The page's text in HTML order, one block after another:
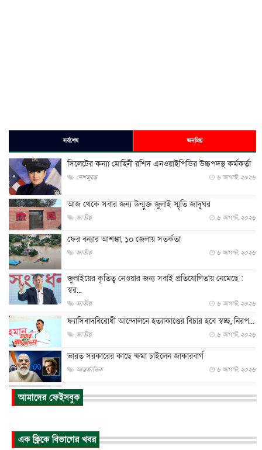
সর্বশেষ জনপ্রিয়
সিলেটের কন্যা মোহিনী রশিদ এনওয়াইপিডির উচ্চপদস্থ কর্মকর্তা
দেশজুড়ে ৬ আগস্ট, ২০২৬
আজ থেকে সবার জন্য উন্মুক্ত জুলাই স্মৃতি জাদুঘর
জাতীয় ৬ আগস্ট, ২০২৬
ফের বন্যার আশঙ্কা, ১০ জেলায় সতর্কতা
জাতীয় ৬ আগস্ট, ২০২৬
জুলাইয়ের কৃতিত্ব নেওয়ার জন্য সবাই প্রতিযোগিতায় নেমেছে :
স্বর...
জাতীয় ৬ আগস্ট, ২০২৬
ফ্যাসিবাদবিরোধী আন্দোলনে হত্যাকাণ্ডের বিচার হবে স্বচ্ছ, নিরপ...
জাতীয় ৬ আগস্ট, ২০২৬
ভারত সরকারের কাছে ক্ষমা চাইলেন জাকারবার্গ
আন্তর্জাতিক ৬ আগস্ট, ২০২৬
আকাশে ট্রাম্পের হেলিকপ্টার ও যাত্রীবাহী বিমান মুখোমুখি, তদন্...
আন্তর্জাতিক
আন্তর্জাতিক ৬ আগস্ট, ২০২৬
আমাদের ফেইসবুক
এক ক্লিকে বিভাগের খবর